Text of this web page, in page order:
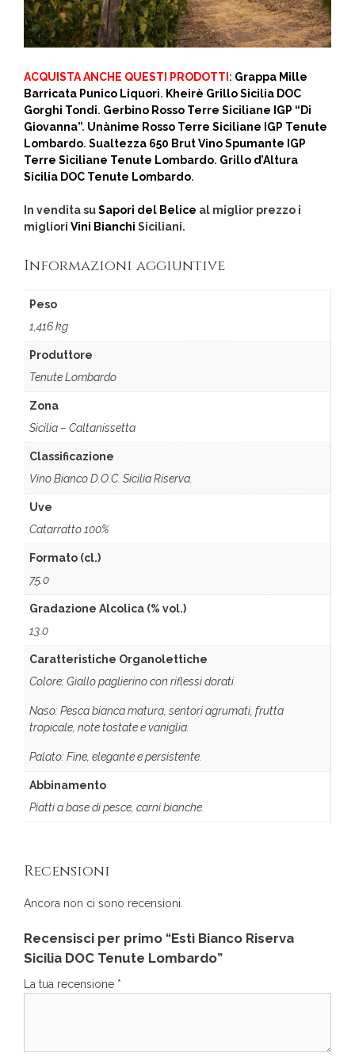
ACQUISTA ANCHE QUESTI PRODOTTI : Grappa Mille
Barricata Punico Liquori. Kheirè Grillo Sicilia DOC
Gorghi Tondi. Gerbino Rosso Terre Siciliane IGP “Di
Giovanna”. Unànime Rosso Terre Siciliane IGP Tenute
Lombardo. Sualtezza 650 Brut Vino Spumante IGP
Terre Siciliane Tenute Lombardo. Grillo d’Altura
Sicilia DOC Tenute Lombardo.
In vendita suSapori del Belice al miglior prezzo i
migliori Vini Bianchi Siciliani.
Informazioni aggiuntive
Peso
1,416 kg
Produttore
Tenute Lombardo
Zona
Sicilia – Caltanissetta
Classificazione
Vino Bianco D.O.C. Sicilia Riserva.
Uve
Catarratto 100%
Formato (cl.)
75.0
Gradazione Alcolica (% vol.)
13.0
Caratteristiche Organolettiche
Colore: Giallo paglierino con riflessi dorati.
Naso: Pesca bianca matura, sentori agrumati, frutta
tropicale, note tostate e vaniglia.
Palato: Fine, elegante e persistente.
Abbinamento
Piatti a base di pesce, carni bianche.
Recensioni
Ancora non ci sono recensioni.
Recensisci per primo “Estì Bianco Riserva
Sicilia DOC Tenute Lombardo”
La tua recensione *